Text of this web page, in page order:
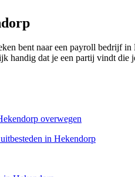
bent naar een payroll bedrijf
handig dat je een partij vindt
overwegen
in Hekendorp